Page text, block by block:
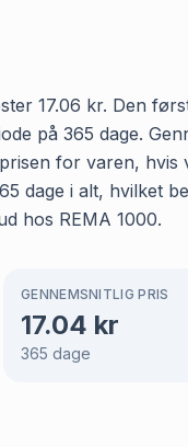
17.06 kr. Den
på 365 dage.
for varen,
dage i alt, hvilket
hos REMA 1000.
GENNEMSNITLIG PRIS
17.04 kr
365 dage